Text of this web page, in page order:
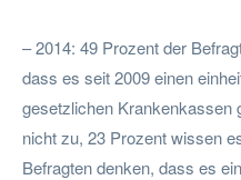
– 2014: 49 Prozent der
dass es seit 2009 einen
gesetzlichen Krankenkassen
nicht zu, 23 Prozent wissen
Befragten denken, dass es